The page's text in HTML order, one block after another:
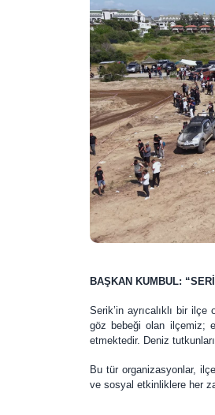
BAŞKAN KUMBUL:
Serik’in ayrıcalıklı bir
göz bebeği olan ilçemiz;
etmektedir. Deniz
Bu tür organizasyonlar,
ve sosyal etkinliklere her